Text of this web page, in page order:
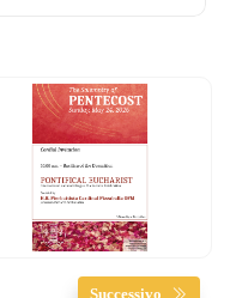
Successivo